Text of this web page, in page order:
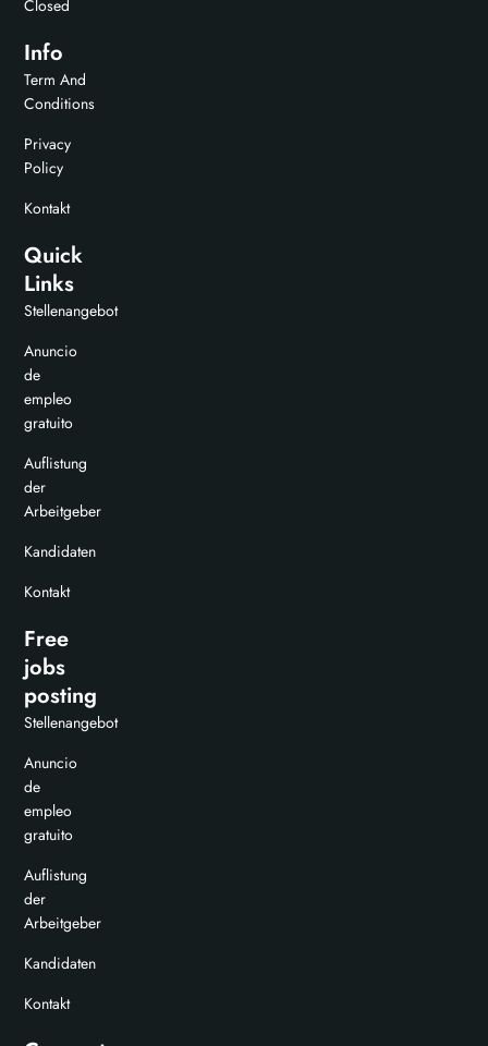
Closed
Info
Term And
Conditions
Privacy
Policy
Kontakt
Quick
Links
Stellenangebot
Anuncio
de
empleo
gratuito
Auflistung
der
Arbeitgeber
Kandidaten
Kontakt
Free
jobs
posting
Stellenangebot
Anuncio
de
empleo
gratuito
Auflistung
der
Arbeitgeber
Kandidaten
Kontakt